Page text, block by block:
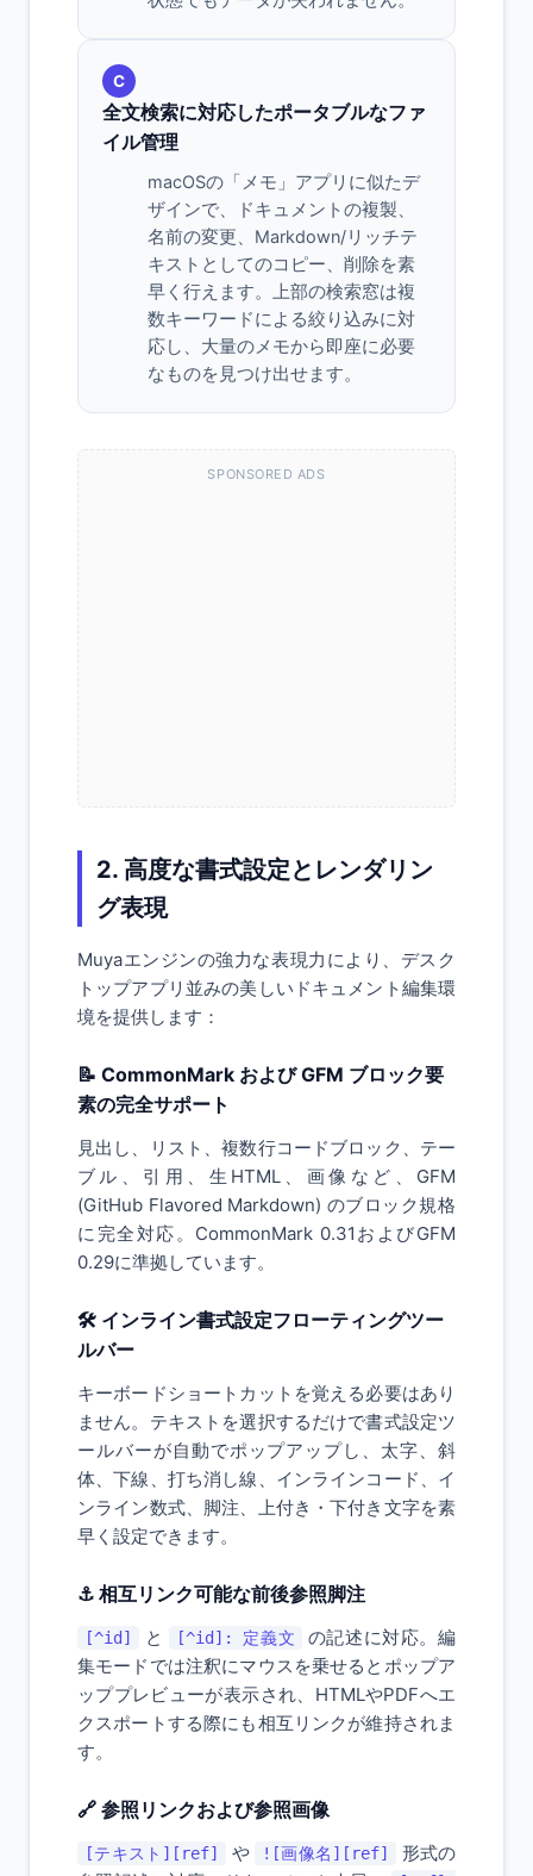
C
全文検索に対応したポータブルなファ
イル管理
macOSの「メモ」アプリに似たデ
ザインで、ドキュメントの複製、
名前の変更、Markdown/リッチテ
キストとしてのコピー、削除を素
早く行えます。上部の検索窓は複
数キーワードによる絞り込みに対
応し、大量のメモから即座に必要
なものを見つけ出せます。
SPONSORED ADS
2. 高度な書式設定とレンダリン
グ表現
Muyaエンジンの強力な表現力により、デスク
トップアプリ並みの美しいドキュメント編集環
境を提供します：
📝 CommonMark および GFM ブロック要
素の完全サポート
見出し、リスト、複数行コードブロック、テー
ブル、引用、生HTML、画像など、GFM
(GitHub Flavored Markdown) のブロック規格
に完全対応。CommonMark 0.31およびGFM
0.29に準拠しています。
🛠️ インライン書式設定フローティングツー
ルバー
キーボードショートカットを覚える必要はあり
ません。テキストを選択するだけで書式設定ツ
ールバーが自動でポップアップし、太字、斜
体、下線、打ち消し線、インラインコード、イ
ンライン数式、脚注、上付き・下付き文字を素
早く設定できます。
⚓ 相互リンク可能な前後参照脚注
[^id] と [^id]: 定義文
の記述に対応。編
集モードでは注釈にマウスを乗せるとポップア
ッププレビューが表示され、HTMLやPDFへエ
クスポートする際にも相互リンクが維持されま
す。
🔗 参照リンクおよび参照画像
[テキスト][ref] や ![画像名][ref]
形式の